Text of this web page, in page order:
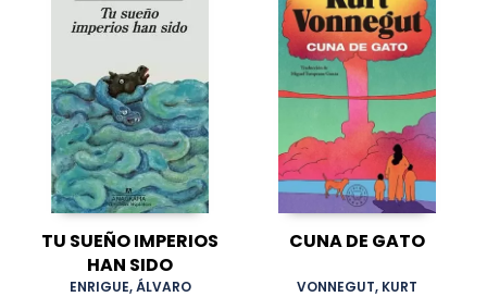
TU SUEÑO IMPERIOS
HAN SIDO
ENRIGUE, ÁLVARO
CUNA DE GATO
VONNEGUT, KURT